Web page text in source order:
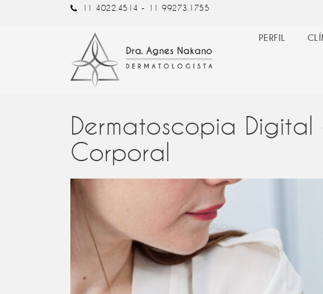
11 4022.4514 - 11 99273.1755
PERFIL
Dermatoscopia
Corporal